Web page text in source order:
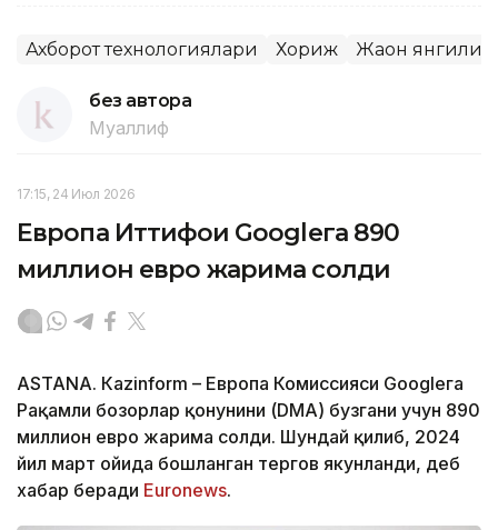
Ахборот технологиялари Хориж Жаҳон
без автора
Муаллиф
17:15, 24 Июл 2026
Европа Иттифоқи Googleга 890
миллион евро жарима солди
ASTANА. Кazinform – Европа Комиссияси Googleга
Рақамли бозорлар қонунини (DMA) бузгани учун 890
миллион евро жарима солди. Шундай қилиб, 2024
йил март ойида бошланган тергов якунланди, деб
хабар беради Euronews.